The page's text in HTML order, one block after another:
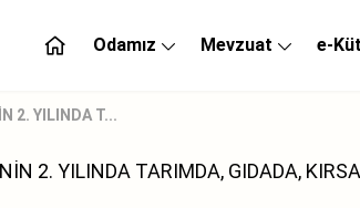
Odamız Mevzuat e-
2. YILINDA T...
2. YILINDA TARIMDA, GIDADA,